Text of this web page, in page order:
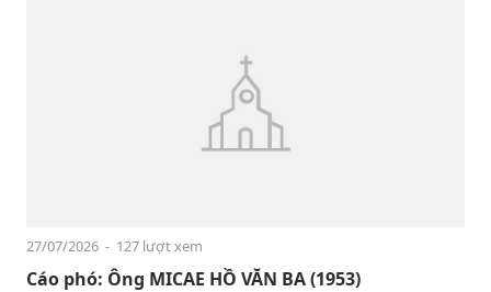
27/07/2026 - 127 lượt xem
Cáo phó: Ông MICAE HỒ VĂN BA (1953)